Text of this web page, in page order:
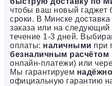
чтобы ваш новый гаджет
сроки. В Минске
заказа или на
течение 1-3 дней.
оплаты: наличными при
безналичным расчётом
онлайн-платежи) или
Мы гарантируем
официальную гарантию